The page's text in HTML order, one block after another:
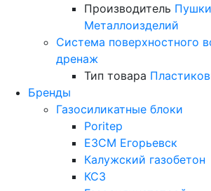
Производитель
Металлоизделий
Система поверхностного
дренаж
Тип товара
Бренды
Газосиликатные блоки
Poritep
ЕЗСМ Егорьевск
Калужский газобетон
КСЗ